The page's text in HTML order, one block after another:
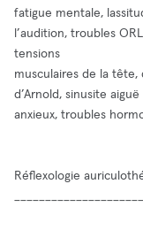
fatigue mentale,
l’audition, troubles
tensions
musculaires de la tête,
d’Arnold, sinusite
anxieux, troubles
Réflexologie